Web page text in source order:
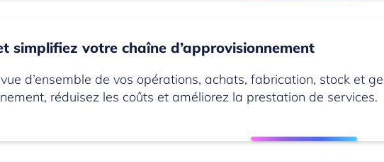
simplifiez votre chaîne d’approvisionnement
d’ensemble de vos opérations, achats, fabrication, stock et
réduisez les coûts et améliorez la prestation de services.